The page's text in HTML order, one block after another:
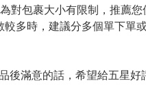
對包裹大小有限制，推薦
多時，建議分多個單下單
後滿意的話，希望給五星好